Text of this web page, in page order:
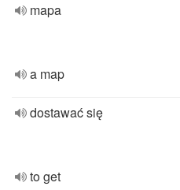
mapa
a map
dostawać się
to get